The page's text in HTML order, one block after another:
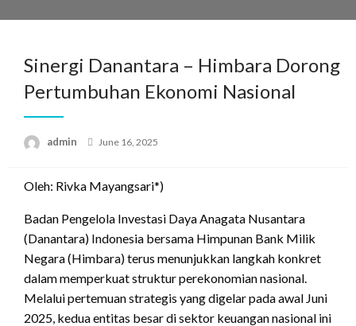
Sinergi Danantara – Himbara Dorong
Pertumbuhan Ekonomi Nasional
admin
Posted
June 16, 2025
Oleh: Rivka Mayangsari*)
Badan Pengelola Investasi Daya Anagata Nusantara
(Danantara) Indonesia bersama Himpunan Bank Milik
Negara (Himbara) terus menunjukkan langkah konkret
dalam memperkuat struktur perekonomian nasional.
Melalui pertemuan strategis yang digelar pada awal Juni
2025, kedua entitas besar di sektor keuangan nasional ini